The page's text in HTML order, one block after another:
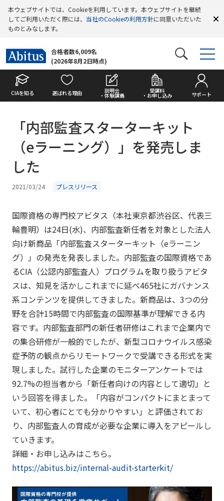
本ウェブサイトでは、Cookieを利用しています。本ウェブサイトを継続
してご利用いただく際には、 当社のCookieの利用方針に同意いただいた
ものとみなします。
合格者数6,009名
(2026年8月2日時点)
CIAを知る 選ばれる理由 説明会
・体験講義
受講料
・お申し込み サポート
「内部監査スターターキット
（eラーニング）」を発売しま
した
2021/03/24 プレスリリース
国際資格の専門校アビタス（本社東京都渋谷区、代表三
輪豊明）は24日(水)、内部監査新任者を対象とした法人
向け新商品「内部監査スターターキット（eラーニン
グ）」の発売を発表しました。内部監査の国際資格であ
るCIA（公認内部監査人）プログラムを取り扱うアビタ
スは、知見を活かしこれまでに延べ465社にガバナンス
系コンテンツを提供してきました。新商品は、3つの分
野を合計15時間で内部監査の国際基準が理解できる内
容です。内部監査部門の新任者研修はこれまで企業内で
の集合研修が一般的でしたが、新型コロナウイルス感染
症予防の観点からリモートワークで受講できる形式を実
現しました。試行した企業のモニターアンケートでは
92.7%の担当者から「新任者向けの内容として適切」と
いう回答を得ました。「内容がコンパクトにまとまって
いて、初心者にとても分かりやすい」と評価されてお
り、内部監査人の育成が必要な企業に導入をアピールし
ていきます。
詳細・お申し込みはこちら。
https://abitus.biz/internal-audit-starterkit/